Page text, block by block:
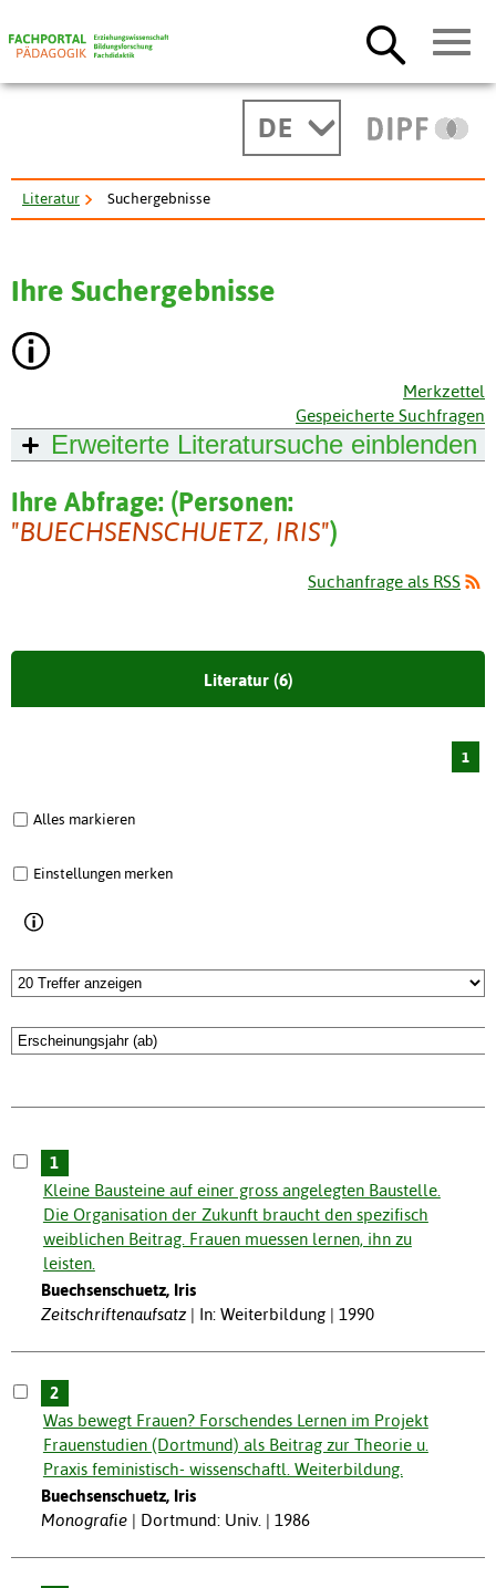
DE
Literatur Suchergebnisse
Ihre Suchergebnisse
Merkzettel
Gespeicherte Suchfragen
Erweiterte Literatursuche einblenden
Ihre Abfrage: (Personen:
"BUECHSENSCHUETZ, IRIS")
Suchanfrage als RSS
Literatur (6)
1
Alles markieren
Einstellungen merken
1
Kleine Bausteine auf einer gross angelegten Baustelle.
Die Organisation der Zukunft braucht den spezifisch
weiblichen Beitrag. Frauen muessen lernen, ihn zu
leisten.
Buechsenschuetz, Iris
Zeitschriftenaufsatz
In: Weiterbildung | 1990
2
Was bewegt Frauen? Forschendes Lernen im Projekt
Frauenstudien (Dortmund) als Beitrag zur Theorie u.
Praxis feministisch- wissenschaftl. Weiterbildung.
Buechsenschuetz, Iris
Monografie
Dortmund: Univ. | 1986